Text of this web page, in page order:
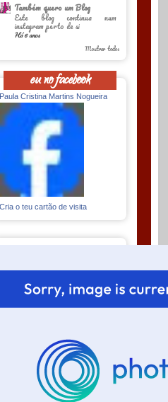
Também quero um Blog
Este blog continua num
instagram perto de si
Há 6 anos
Mostrar todos
eu no facebook
Paula Cristina Martins Nogueira
Cria o teu cartão de visita